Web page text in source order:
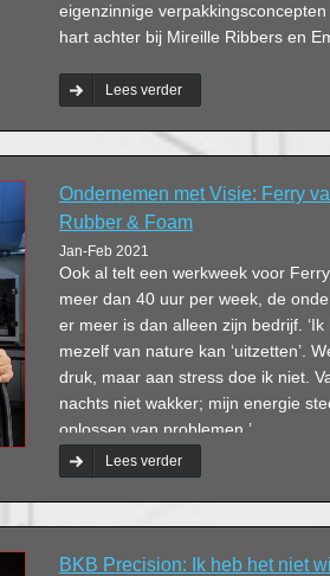
eigenzinnige
hart achter bij Mireille Ribbers en
Lees verder
Ondernemen met Visie: Ferry
Rubber & Foam
Jan-Feb 2021
Ook al telt een werkweek voor
meer dan 40 uur per week, de
er meer is dan alleen zijn bedrijf.
mezelf van nature kan ‘uitzetten’.
druk, maar aan stress doe ik niet.
nachts niet wakker; mijn energie
oplossen van problemen.’
Lees verder
BKB Precision: Ik heb het niet